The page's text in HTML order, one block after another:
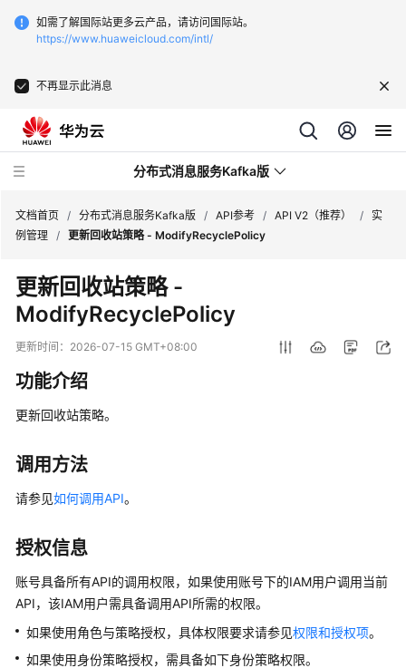
如需了解国际站更多云产品，请访问国际站。
https://www.huaweicloud.com/intl/
不再显示此消息
分布式消息服务Kafka版
最
新
动
服
务
公
产
品
绍
计
费
明
文档首页 / 分布式消息服务Kafka版 / API参考 / API V2（推荐） / 实
例管理 / 更新回收站策略 - ModifyRecyclePolicy
更新回收站策略 -
ModifyRecyclePolicy
更新时间： 2026-07-15 GMT+08:00
功能介绍
更新回收站策略。
调用方法
请参见如何调用API。
授权信息
账号具备所有API的调用权限，如果使用账号下的IAM用户调用当前
API，该IAM用户需具备调用API所需的权限。
如果使用角色与策略授权，具体权限要求请参见权限和授权项。
如果使用身份策略授权，需具备如下身份策略权限。